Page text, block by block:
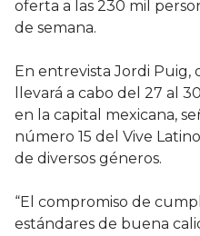
oferta a las 230 mil
de semana.
En entrevista Jordi Puig,
llevará a cabo del 27 al
en la capital mexicana,
número 15 del Vive
de diversos géneros.
“El compromiso de
estándares de buena